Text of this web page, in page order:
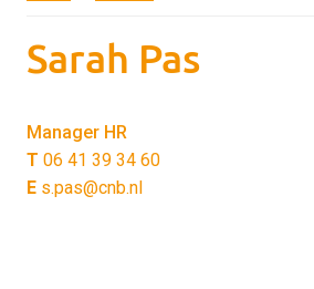
Sarah Pas
Manager HR
T 06 41 39 34 60
E s.pas@cnb.nl